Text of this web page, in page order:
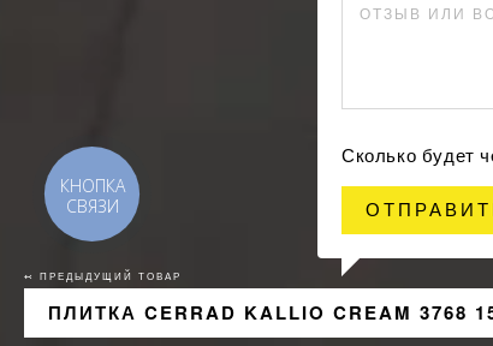
ОТЗЫВ ИЛИ
Сколько будет
↢ ПРЕДЫДУЩИЙ ТОВАР
ПЛИТКА CERRAD KALLIO CREAM 3768
КНОПКА
СВЯЗИ